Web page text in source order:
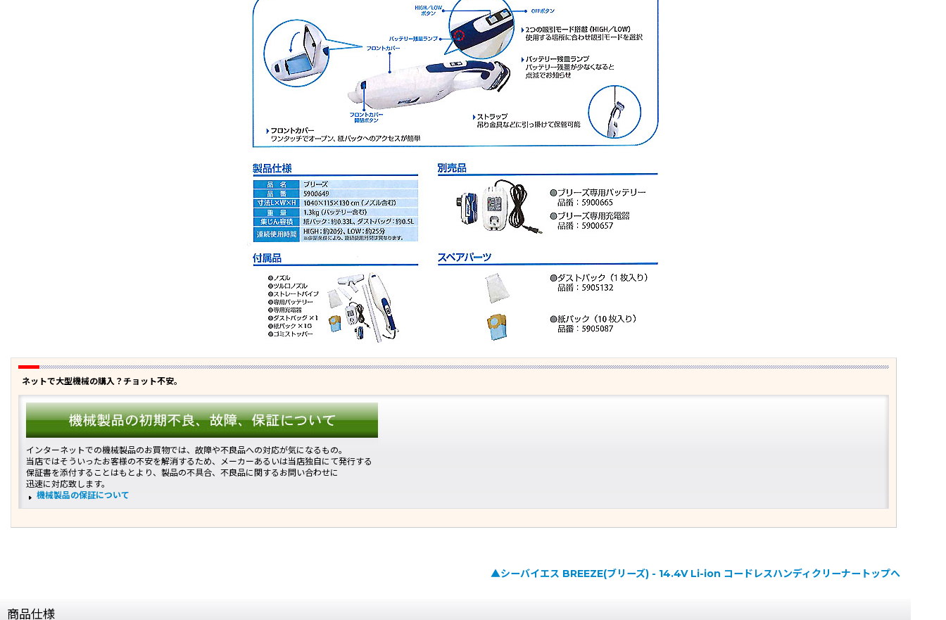
ネットで大型機械の購入？チョット不安。
インターネットでの機械製品のお買物では、故障や不良品への対応が気になるもの。
当店ではそういったお客様の不安を解消するため、メーカーあるいは当店独自にて発行する
保証書を添付することはもとより、製品の不具合、不良品に関するお問い合わせに
迅速に対応致します。
機械製品の保証について
▲シーバイエス BREEZE(ブリーズ) - 14.4V Li-ion コードレスハンディクリーナートップへ
商品仕様